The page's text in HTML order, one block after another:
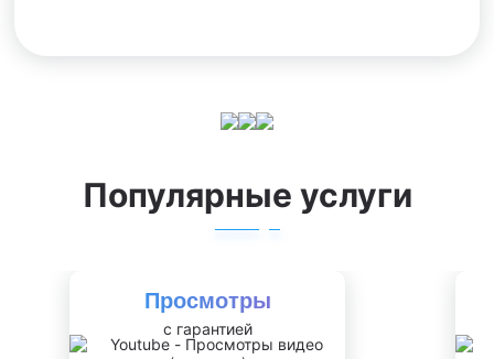
Популярные услуги
Просмотры
с гарантией